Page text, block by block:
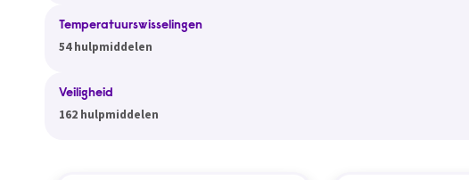
Temperatuurswisselingen
54 hulpmiddelen
Veiligheid
162 hulpmiddelen